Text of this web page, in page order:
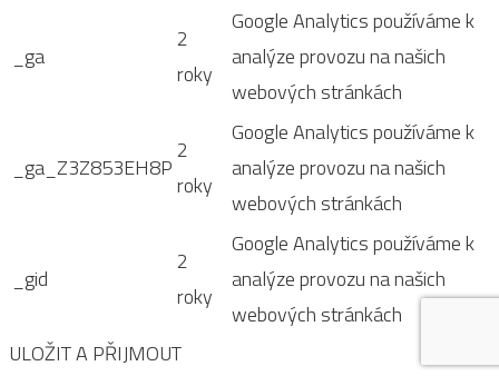
_ga
2
roky
Google Analytics používáme k
analýze provozu na našich
webových stránkách
_ga_Z3Z853EH8P
2
roky
Google Analytics používáme k
analýze provozu na našich
webových stránkách
_gid
2
roky
Google Analytics používáme k
analýze provozu na našich
webových stránkách
ULOŽIT A PŘIJMOUT